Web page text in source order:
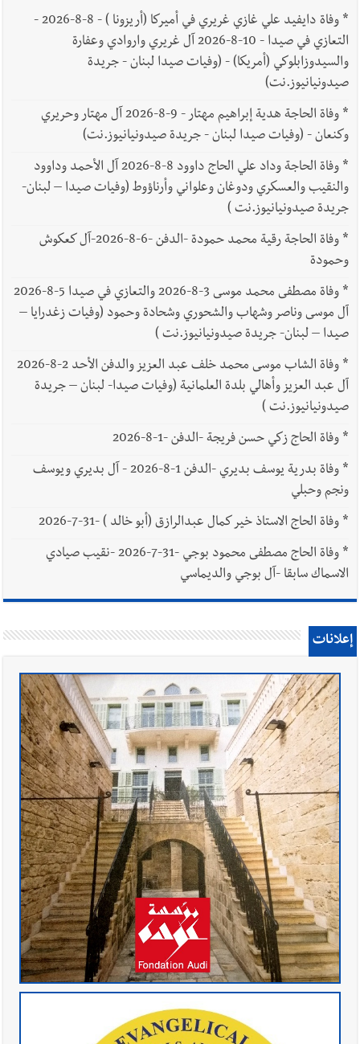
*
وفاة دايفيد علي غازي غريري في أميركا (أريزونا ) - 8-8-2026 -
التعازي في صيدا - 10-8-2026 آل غريري واروادي وعفارة
والسيدوزابلوكي (أمريكا) - (وفيات صيدا لبنان - جريدة
صيدونيانيوز.نت)
*
وفاة الحاجة هدية إبراهيم مهتار - 9-8-2026 آل مهتار وحريري
وكنعان - (وفيات صيدا لبنان - جريدة صيدونيانيوز.نت)
*
وفاة الحاجة وداد علي الحاج داوود 8-8-2026 آل الأحمد وداوود
والنقيب والعسكري ودوغان وعلواني وأرناؤوط (وفيات صيدا – لبنان-
جريدة صيدونيانيوز.نت )
*
وفاة الحاجة رقية محمد حمودة -الدفن -6-8-2026-آل كعكوش
وحمودة
*
وفاة مصطفى محمد موسى 3-8-2026 والتعازي في صيدا 5-8-2026
آل موسى وناصر وشهاب والشحوري وشحادة وحمود (وفيات زغدرايا –
صيدا – لبنان- جريدة صيدونيانيوز.نت )
*
وفاة الشاب موسى محمد خلف عبد العزيز والدفن الأحد 2-8-2026
آل عبد العزيز وأهالي بلدة العلمانية (وفيات صيدا- لبنان – جريدة
صيدونيانيوز.نت )
*وفاة الحاج زكي حسن فريجة -الدفن -1-8-2026
*
وفاة بدرية يوسف بديري -الدفن 1-8-2026 - آل بديري ويوسف
ونجم وحبلي
*وفاة الحاج الاستاذ خير كمال عبدالرازق (أبو خالد ) -31-7-2026
*
وفاة الحاج مصطفى محمود بوجي -31-7-2026 -نقيب صيادي
الاسماك سابقا -آل بوجي والديماسي
إعلانات